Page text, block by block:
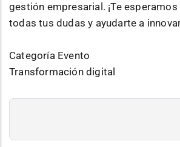
gestión empresarial. ¡Te
todas tus dudas y ayudarte a
Categoría Evento
Transformación digital